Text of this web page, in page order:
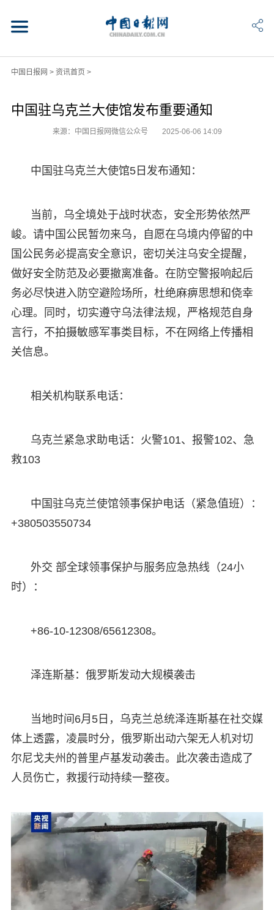
中国日报网 > 资讯首页>
中国驻乌克兰大使馆发布重要通知
来源：中国日报网微信公众号 2025-06-06 14:09
中国驻乌克兰大使馆5日发布通知：
当前，乌全境处于战时状态，安全形势依然严
峻。请中国公民暂勿来乌，自愿在乌境内停留的中
国公民务必提高安全意识，密切关注乌安全提醒，
做好安全防范及必要撤离准备。在防空警报响起后
务必尽快进入防空避险场所，杜绝麻痹思想和侥幸
心理。同时，切实遵守乌法律法规，严格规范自身
言行，不拍摄敏感军事类目标，不在网络上传播相
关信息。
相关机构联系电话：
乌克兰紧急求助电话：火警101、报警102、急
救103
中国驻乌克兰使馆领事保护电话（紧急值班）：
+380503550734
外交 部全球领事保护与服务应急热线（24小
时）：
+86-10-12308/65612308。
泽连斯基：俄罗斯发动大规模袭击
当地时间6月5日，乌克兰总统泽连斯基在社交媒
体上透露，凌晨时分，俄罗斯出动六架无人机对切
尔尼戈夫州的普里卢基发动袭击。此次袭击造成了
人员伤亡，救援行动持续一整夜。